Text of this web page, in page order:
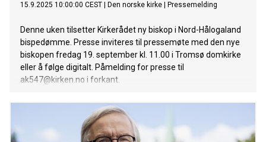
15.9.2025 10:00:00 CEST Den norske kirke Pressemelding
Denne uken tilsetter Kirkerådet ny biskop i Nord-Hålogaland
bispedømme. Presse inviteres til pressemøte med den nye
biskopen fredag 19. september kl. 11.00 i Tromsø domkirke
eller å følge digitalt. Påmelding for presse til
ak547@kirken.no i forkant.